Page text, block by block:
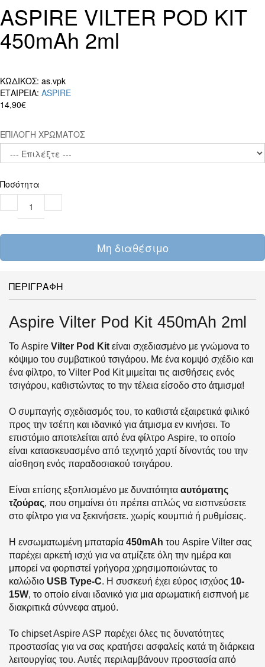
ASPIRE VILTER POD KIT
450mAh 2ml
ΚΩΔΙΚΟΣ: as.vpk
ΕΤΑΙΡΕΙΑ: ASPIRE
14,90€
ΕΠΙΛΟΓΗ ΧΡΩΜΑΤΟΣ
Ποσότητα
Μη διαθέσιμο
ΠΕΡΙΓΡΑΦΗ
Aspire Vilter Pod Kit 450mAh 2ml
Το Aspire Vilter Pod Kit είναι σχεδιασμένο με γνώμονα το
κόψιμο του συμβατικού τσιγάρου. Με ένα κομψό σχέδιο και
ένα φίλτρο, το Vilter Pod Kit μιμείται τις αισθήσεις ενός
τσιγάρου, καθιστώντας το την τέλεια είσοδο στο άτμισμα!
Ο συμπαγής σχεδιασμός του, το καθιστά εξαιρετικά φιλικό
προς την τσέπη και ιδανικό για άτμισμα εν κινήσει. Το
επιστόμιο αποτελείται από ένα φίλτρο Aspire, το οποίο
είναι κατασκευασμένο από τεχνητό χαρτί δίνοντάς του την
αίσθηση ενός παραδοσιακού τσιγάρου.
Είναι επίσης εξοπλισμένο με δυνατότητα αυτόματης
τζούρας, που σημαίνει ότι πρέπει απλώς να εισπνεύσετε
στο φίλτρο για να ξεκινήσετε. χωρίς κουμπιά ή ρυθμίσεις.
Η ενσωματωμένη μπαταρία 450mAh του Aspire Vilter σας
παρέχει αρκετή ισχύ για να ατμίζετε όλη την ημέρα και
μπορεί να φορτιστεί γρήγορα χρησιμοποιώντας το
καλώδιο USB Type-C. Η συσκευή έχει εύρος ισχύος 10-
15W, το οποίο είναι ιδανικό για μια αρωματική εισπνοή με
διακριτικά σύννεφα ατμού.
Το chipset Aspire ASP παρέχει όλες τις δυνατότητες
προστασίας για να σας κρατήσει ασφαλείς κατά τη διάρκεια
λειτουργίας του. Αυτές περιλαμβάνουν προστασία από